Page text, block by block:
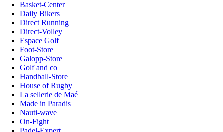
Basket-Center
Daily Bikers
Direct Running
Direct-Volley
Espace Golf
Foot-Store
Galopp-Store
Golf and co
Handball-Store
House of Rugby
La sellerie de Maé
Made in Paradis
Nauti-wave
On-Fight
Padel-Expert